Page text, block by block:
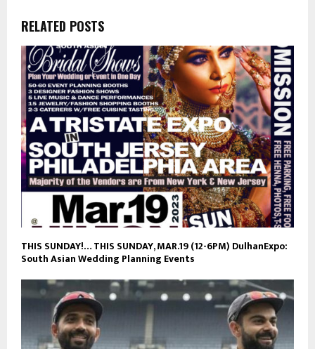
RELATED POSTS
THIS SUNDAY!… THIS SUNDAY, MAR.19 (12-6PM) DulhanExpo:
South Asian Wedding Planning Events